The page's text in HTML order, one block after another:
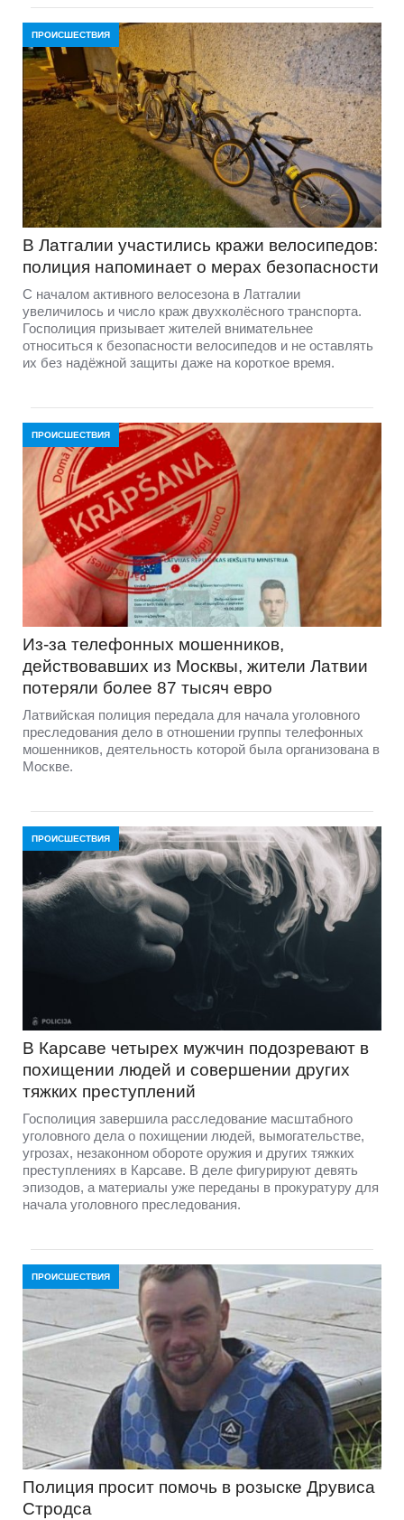
ПРОИСШЕСТВИЯ
В Латгалии участились кражи велосипедов:
полиция напоминает о мерах безопасности
С началом активного велосезона в Латгалии
увеличилось и число краж двухколёсного транспорта.
Госполиция призывает жителей внимательнее
относиться к безопасности велосипедов и не оставлять
их без надёжной защиты даже на короткое время.
ПРОИСШЕСТВИЯ
Из-за телефонных мошенников,
действовавших из Москвы, жители Латвии
потеряли более 87 тысяч евро
Латвийская полиция передала для начала уголовного
преследования дело в отношении группы телефонных
мошенников, деятельность которой была организована в
Москве.
ПРОИСШЕСТВИЯ
В Карсаве четырех мужчин подозревают в
похищении людей и совершении других
тяжких преступлений
Госполиция завершила расследование масштабного
уголовного дела о похищении людей, вымогательстве,
угрозах, незаконном обороте оружия и других тяжких
преступлениях в Карсаве. В деле фигурируют девять
эпизодов, а материалы уже переданы в прокуратуру для
начала уголовного преследования.
ПРОИСШЕСТВИЯ
Полиция просит помочь в розыске Друвиса
Стродса